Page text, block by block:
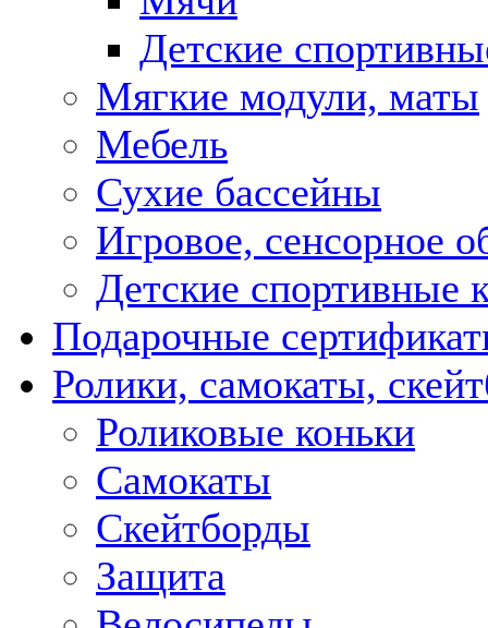
Детские
Мягкие модули, маты
Мебель
Сухие бассейны
Игровое, сенсорное
Детские
Подарочные
Ролики, самокаты,
Роликовые коньки
Самокаты
Скейтборды
Защита